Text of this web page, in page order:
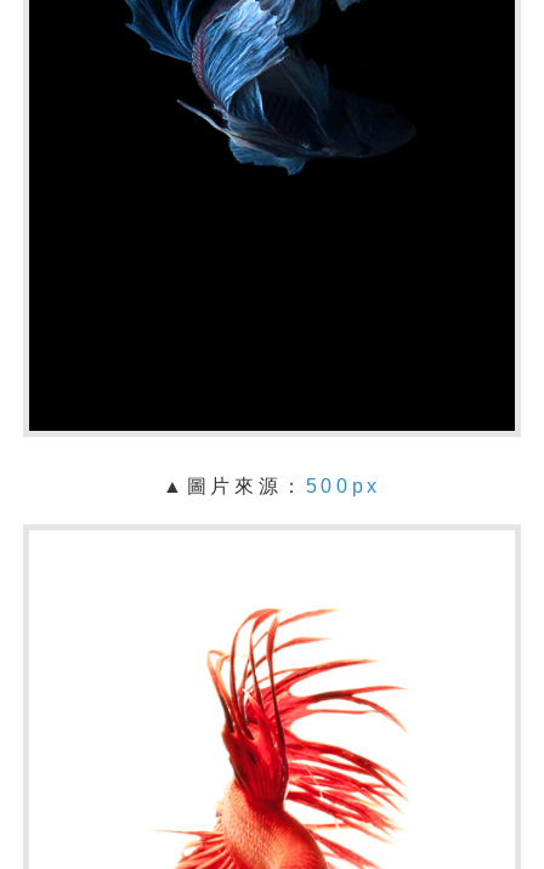
▲圖片來源： 500px